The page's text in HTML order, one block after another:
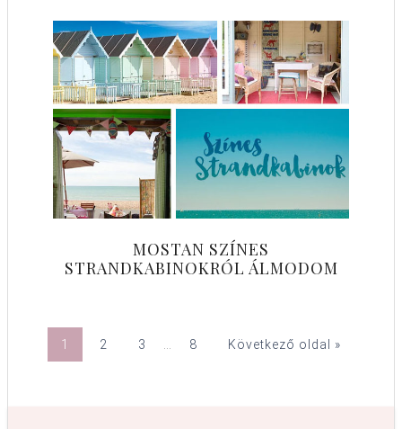
MOSTAN SZÍNES
STRANDKABINOKRÓL ÁLMODOM
1 2 3 8 Következő oldal »